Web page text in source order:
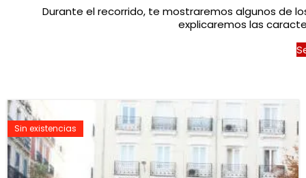
Durante el recorrido, te mostraremos algunos de
explicaremos las
Sin existencias